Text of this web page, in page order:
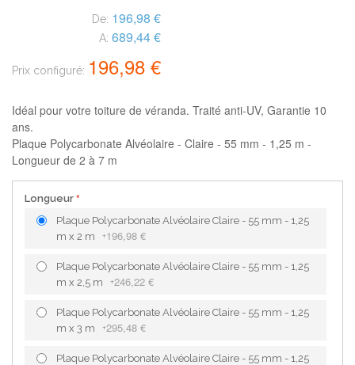
De: 196,98 €
A: 689,44 €
Prix configuré: 196,98 €
Idéal pour votre toiture de véranda. Traité anti-UV, Garantie 10
ans.
Plaque Polycarbonate Alvéolaire - Claire - 55 mm - 1,25 m -
Longueur de 2 à 7 m
Longueur
Plaque Polycarbonate Alvéolaire Claire - 55 mm - 1,25
m x 2 m +196,98 €
Plaque Polycarbonate Alvéolaire Claire - 55 mm - 1,25
m x 2,5 m +246,22 €
Plaque Polycarbonate Alvéolaire Claire - 55 mm - 1,25
m x 3 m +295,48 €
Plaque Polycarbonate Alvéolaire Claire - 55 mm - 1,25